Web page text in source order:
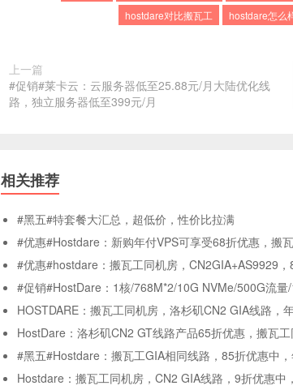
hostdare对比搬瓦工
hostdare怎么
上一篇
#促销#莱卡云：云服务器低至25.88元/月大陆优化线
路，独立服务器低至399元/月
相关推荐
#黑五#特套餐大汇总，超低价，性价比拉满
#优惠#Hostdare：新购年付VPS可享受68折优惠，搬
#优惠#hostdare：搬瓦工同机房，CN2GIA+AS9929
#促销#HostDare：1核/768M*2/10G NVMe/500G流
HOSTDARE：搬瓦工同机房，洛杉矶CN2 GIA线路，
HostDare：洛杉矶CN2 GT线路产品65折优惠，搬瓦
#黑五#Hostdare：搬瓦工GIA相同线路，85折优惠中
Hostdare：搬瓦工同机房，CN2 GIA线路，9折优惠中